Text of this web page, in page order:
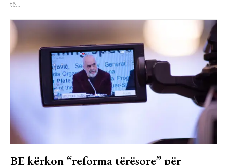
të...
BE kërkon “reforma tërësore” për